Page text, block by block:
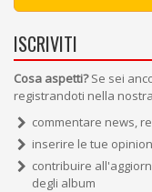
ISCRIVITI
Cosa aspetti?Se sei
registrandoti nella
commentare news,
inserire le tue
contribuire
degli album